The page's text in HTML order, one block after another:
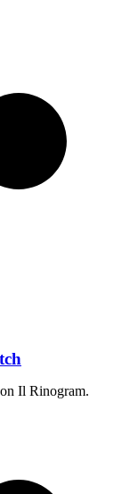
Il Rinogram.